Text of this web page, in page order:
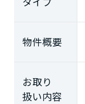
物件概要
お取り
扱い内容
大分県
宮崎県